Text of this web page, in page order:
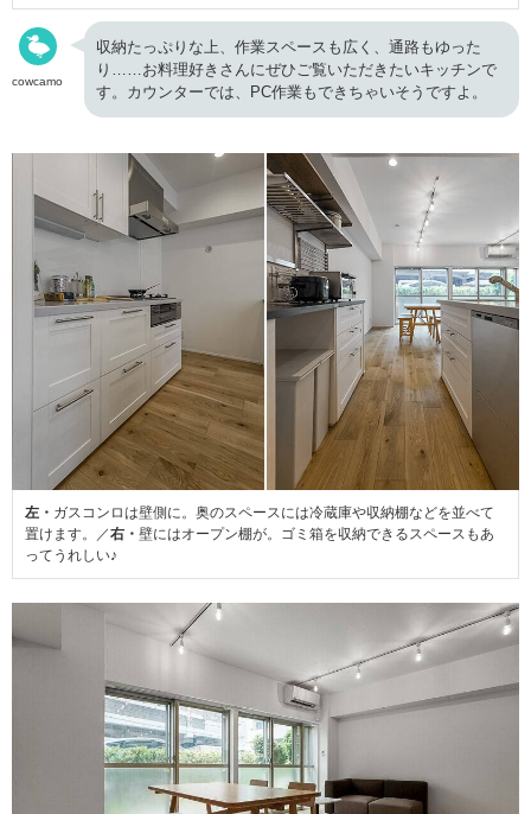
cowcamo
収納たっぷりな上、作業スペースも広く、通路もゆった
り……お料理好きさんにぜひご覧いただきたいキッチンで
す。カウンターでは、PC作業もできちゃいそうですよ。
左・ ガスコンロは壁側に。奥のスペースには冷蔵庫や収納棚などを並べて
置けます。／右・ 壁にはオープン棚が。ゴミ箱を収納できるスペースもあ
ってうれしい♪